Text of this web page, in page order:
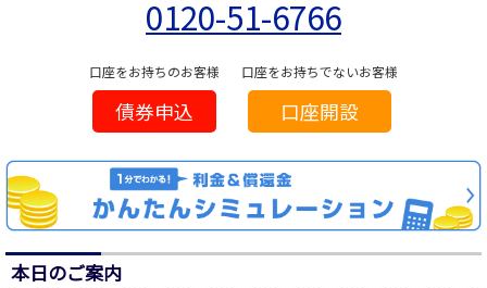
0120-51-6766
口座をお持ちのお客様
債券申込
口座をお持ちでないお客様
口座開設
本日のご案内